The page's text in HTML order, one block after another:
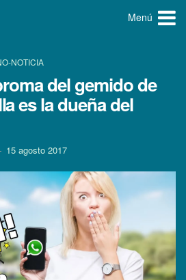
Menú
NOTICIA
del gemido de
es la dueña del
15 agosto 2017